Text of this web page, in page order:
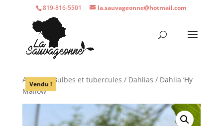
819-816-5501 la.sauvageonne@hotmail.com
Vendu !
Accueil/Bulbes et tubercules / Dahlias / Dahlia ‘Hy
Mallow’